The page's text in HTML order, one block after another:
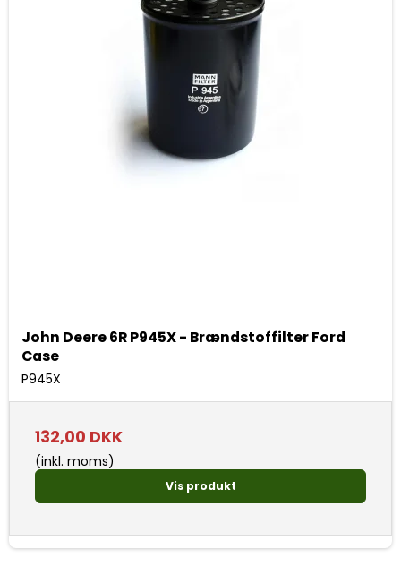
John Deere 6R P945X - Brændstoffilter Ford
Case
P945X
132,00 DKK
(inkl. moms)
Vis produkt